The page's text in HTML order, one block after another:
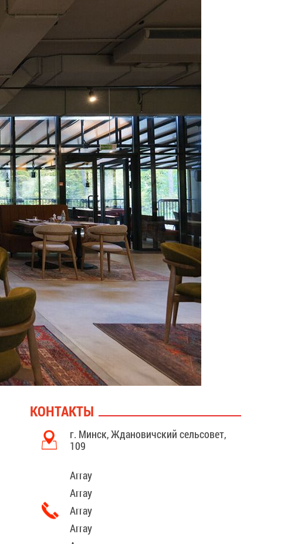
КОНТАКТЫ
г. Минск, Ждановичский сельсовет,
109
Array
Array
Array
Array